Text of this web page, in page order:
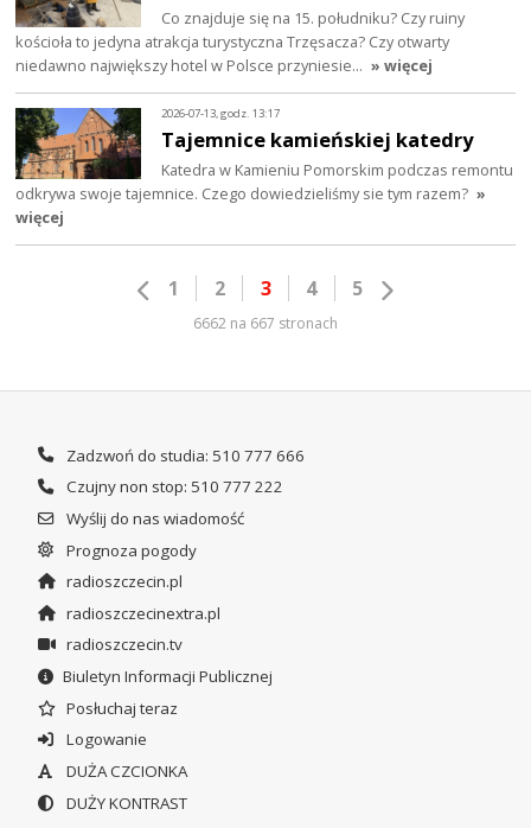
Co znajduje się na 15. południku? Czy ruiny
kościoła to jedyna atrakcja turystyczna Trzęsacza? Czy otwarty
niedawno największy hotel w Polsce przyniesie… » więcej
2026-07-13, godz. 13:17
Tajemnice kamieńskiej katedry
Katedra w Kamieniu Pomorskim podczas remontu
odkrywa swoje tajemnice. Czego dowiedzieliśmy sie tym razem? »
więcej
1 2 3 4 5
6662 na 667 stronach
Zadzwoń do studia: 510 777 666
Czujny non stop: 510 777 222
Wyślij do nas wiadomość
Prognoza pogody
radioszczecin.pl
radioszczecinextra.pl
radioszczecin.tv
Biuletyn Informacji Publicznej
Posłuchaj teraz
Logowanie
DUŻA CZCIONKA
DUŻY KONTRAST